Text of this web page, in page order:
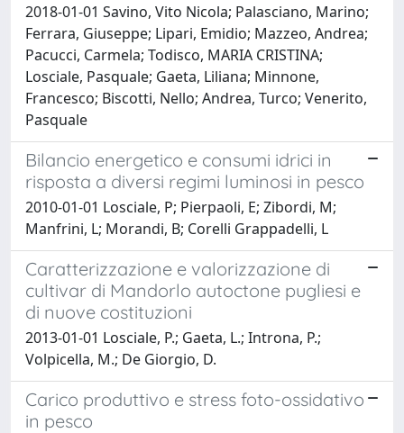
2018-01-01 Savino, Vito Nicola; Palasciano, Marino;
Ferrara, Giuseppe; Lipari, Emidio; Mazzeo, Andrea;
Pacucci, Carmela; Todisco, MARIA CRISTINA;
Losciale, Pasquale; Gaeta, Liliana; Minnone,
Francesco; Biscotti, Nello; Andrea, Turco; Venerito,
Pasquale
Bilancio energetico e consumi idrici in
risposta a diversi regimi luminosi in pesco
2010-01-01 Losciale, P; Pierpaoli, E; Zibordi, M;
Manfrini, L; Morandi, B; Corelli Grappadelli, L
Caratterizzazione e valorizzazione di
cultivar di Mandorlo autoctone pugliesi e
di nuove costituzioni
2013-01-01 Losciale, P.; Gaeta, L.; Introna, P.;
Volpicella, M.; De Giorgio, D.
Carico produttivo e stress foto-ossidativo
in pesco